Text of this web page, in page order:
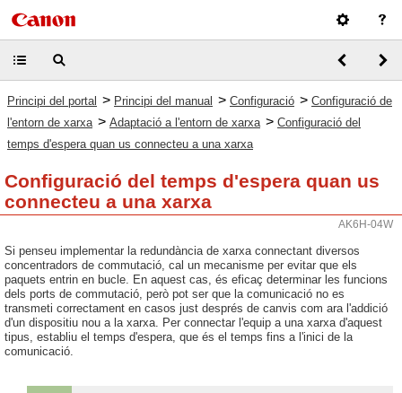
Principi del portal > Principi del manual > Configuració > Configuració de
l'entorn de xarxa > Adaptació a l'entorn de xarxa > Configuració del
temps d'espera quan us connecteu a una xarxa
Configuració del temps d'espera quan us
connecteu a una xarxa
AK6H-04W
Si penseu implementar la redundància de xarxa connectant diversos
concentradors de commutació, cal un mecanisme per evitar que els
paquets entrin en bucle. En aquest cas, és eficaç determinar les funcions
dels ports de commutació, però pot ser que la comunicació no es
transmeti correctament en casos just després de canvis com ara l'addició
d'un dispositiu nou a la xarxa. Per connectar l'equip a una xarxa d'aquest
tipus, establiu el temps d'espera, que és el temps fins a l'inici de la
comunicació.